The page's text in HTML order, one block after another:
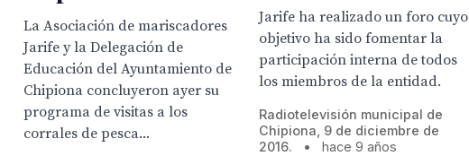
La Asociación de mariscadores
Jarife y la Delegación de
Educación del Ayuntamiento de
Chipiona concluyeron ayer su
programa de visitas a los
corrales de pesca...
Jarife ha realizado un foro cuyo
objetivo ha sido fomentar la
participación interna de todos
los miembros de la entidad.
Radiotelevisión municipal de
Chipiona, 9 de diciembre de
2016.
• hace 9 años